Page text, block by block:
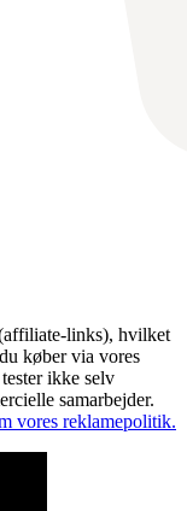
links), hvilket
køber via vores
ikke selv
samarbejder.
vores reklamepolitik.